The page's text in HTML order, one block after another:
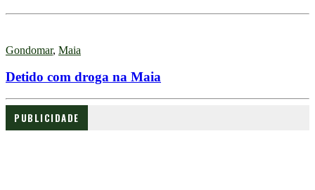
Gondomar, Maia
Detido com droga na Maia
PUBLICIDADE